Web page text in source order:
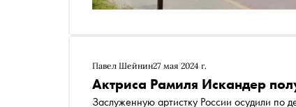
Павел Шейнин27 мая 2024 г.
Актриса Рамиля Искандер
Заслуженную артистку России осудили по